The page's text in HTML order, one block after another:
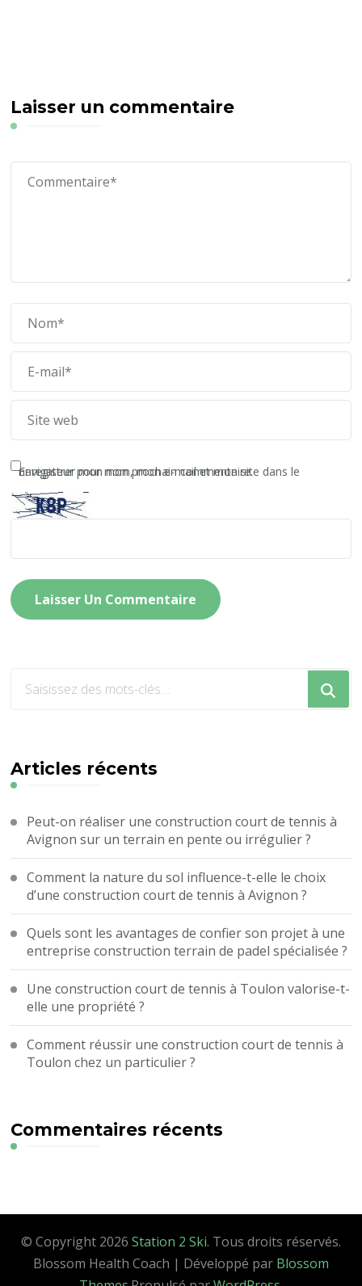
Laisser un commentaire
Enregistrer mon nom, mon e-mail et mon site dans le navigateur pour mon prochain commentaire.
?
Articles récents
Peut-on réaliser une construction court de tennis à
Avignon sur un terrain en pente ou irrégulier ?
Comment la nature du sol influence-t-elle le choix
d’une construction court de tennis à Avignon ?
Quels sont les avantages de confier son projet à une
entreprise construction terrain de padel spécialisée ?
Une construction court de tennis à Toulon valorise-t-
elle une propriété ?
Comment réussir une construction court de tennis à
Toulon chez un particulier ?
Commentaires récents
© Copyright 2026 Station 2 Ski. Tous droits réservés.
Blossom Health Coach | Développé par Blossom